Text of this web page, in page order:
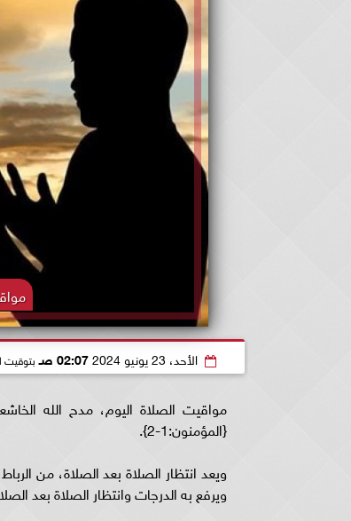
الأحد، 23 يونيو 2024 02:07 صـ بتوقيت
مواقيت الصلاة اليوم، مدح الله
{المؤمنون:1-2}.
ويعد انتظار الصلاة بعد الصلاة، من
ويرفع به الدرجات وانتظار الصلاة بعد